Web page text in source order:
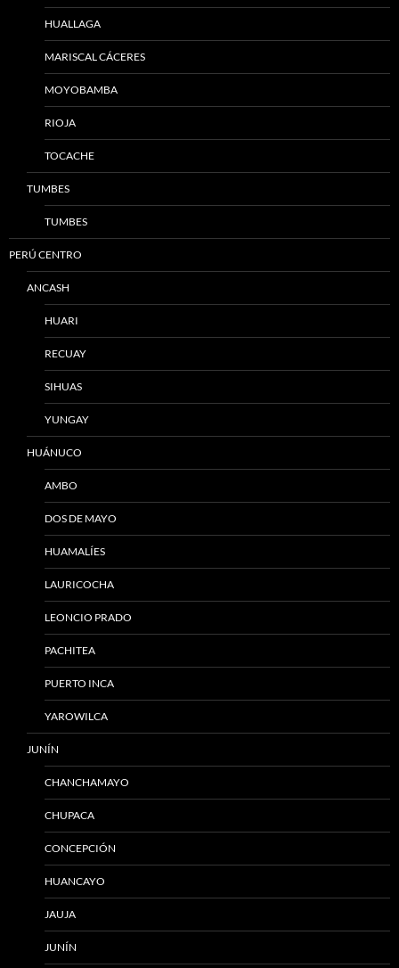
HUALLAGA
MARISCAL CÁCERES
MOYOBAMBA
RIOJA
TOCACHE
TUMBES
TUMBES
PERÚ CENTRO
ANCASH
HUARI
RECUAY
SIHUAS
YUNGAY
HUÁNUCO
AMBO
DOS DE MAYO
HUAMALÍES
LAURICOCHA
LEONCIO PRADO
PACHITEA
PUERTO INCA
YAROWILCA
JUNÍN
CHANCHAMAYO
CHUPACA
CONCEPCIÓN
HUANCAYO
JAUJA
JUNÍN